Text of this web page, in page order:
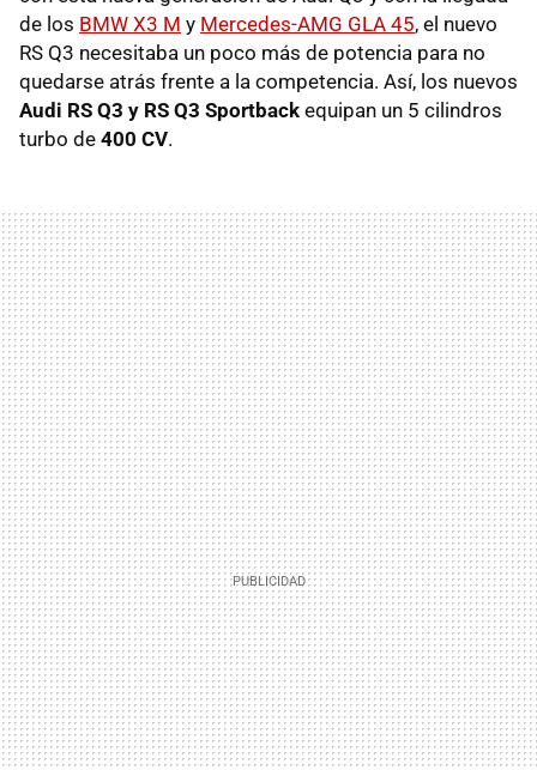
de los BMW X3 M y Mercedes-AMG GLA 45, el nuevo
RS Q3 necesitaba un poco más de potencia para no
quedarse atrás frente a la competencia. Así, los nuevos
Audi RS Q3 y RS Q3 Sportback equipan un 5 cilindros
turbo de 400 CV.